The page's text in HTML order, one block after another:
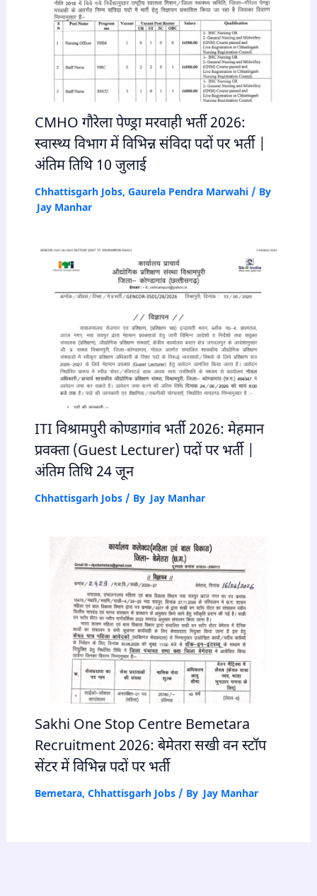
CMHO गौरेला पेण्ड्रा मरवाही भर्ती 2026:
स्वास्थ्य विभाग में विभिन्न संविदा पदों पर भर्ती |
अंतिम तिथि 10 जुलाई
Chhattisgarh Jobs, Gaurela Pendra Marwahi/ By
Jay Manhar
ITI विश्रामपुरी कोण्डागांव भर्ती 2026: मेहमान
प्रवक्ता (Guest Lecturer) पदों पर भर्ती |
अंतिम तिथि 24 जून
Chhattisgarh Jobs/ By Jay Manhar
Sakhi One Stop Centre Bemetara
Recruitment 2026: बेमेतरा सखी वन स्टॉप
सेंटर में विभिन्न पदों पर भर्ती
Bemetara, Chhattisgarh Jobs/ By Jay Manhar